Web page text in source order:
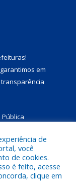
!
em
Municipal de
de
você
de cookies.
é feito, acesse
clique em